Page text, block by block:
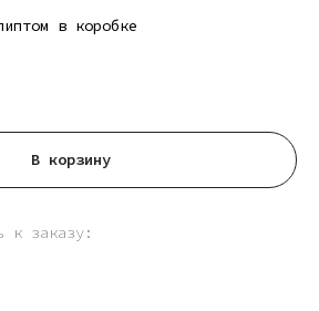
в коробке
В корзину
к заказу: